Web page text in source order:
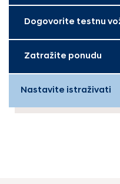
Dogovorite testnu
Zatražite ponudu
Nastavite istraživati